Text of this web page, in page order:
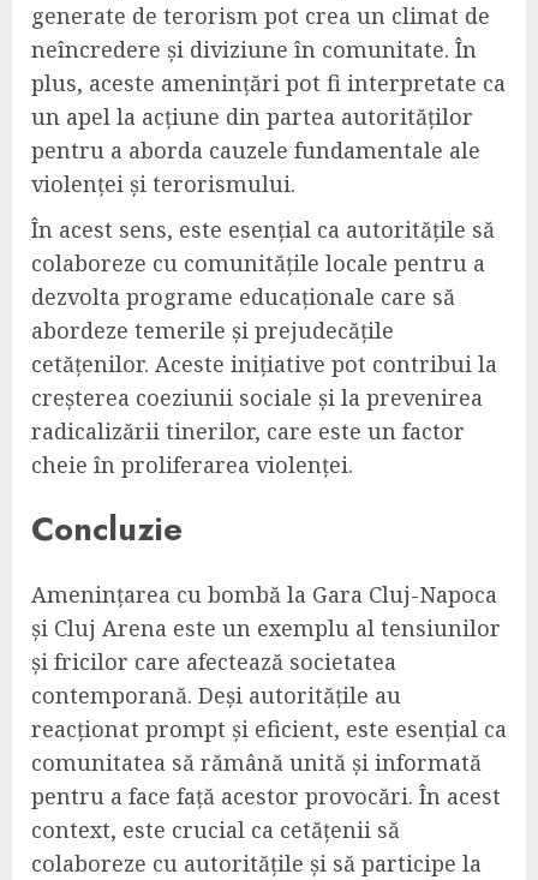
generate de terorism pot crea un climat de
neîncredere și diviziune în comunitate. În
plus, aceste amenințări pot fi interpretate ca
un apel la acțiune din partea autorităților
pentru a aborda cauzele fundamentale ale
violenței și terorismului.
În acest sens, este esențial ca autoritățile să
colaboreze cu comunitățile locale pentru a
dezvolta programe educaționale care să
abordeze temerile și prejudecățile
cetățenilor. Aceste inițiative pot contribui la
creșterea coeziunii sociale și la prevenirea
radicalizării tinerilor, care este un factor
cheie în proliferarea violenței.
Concluzie
Amenințarea cu bombă la Gara Cluj-Napoca
și Cluj Arena este un exemplu al tensiunilor
și fricilor care afectează societatea
contemporană. Deși autoritățile au
reacționat prompt și eficient, este esențial ca
comunitatea să rămână unită și informată
pentru a face față acestor provocări. În acest
context, este crucial ca cetățenii să
colaboreze cu autoritățile și să participe la